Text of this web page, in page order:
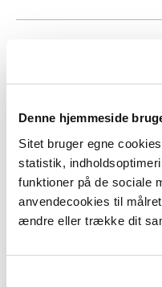
Denne hjemmeside
Sitet bruger egne
statistik,
funktioner på de sociale
anvendecookies til
ændre eller trække dit
Må der komme
Skødshoved?
Kan man finde
turen?